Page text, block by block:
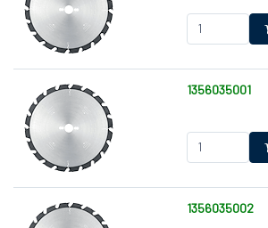
1356035001
1356035002